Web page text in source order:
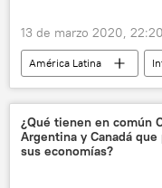
13 de marzo 2020,
América Latina
contaminación
cáncer
noticias
¿Qué tienen en común
Argentina y Canadá
sus economías?